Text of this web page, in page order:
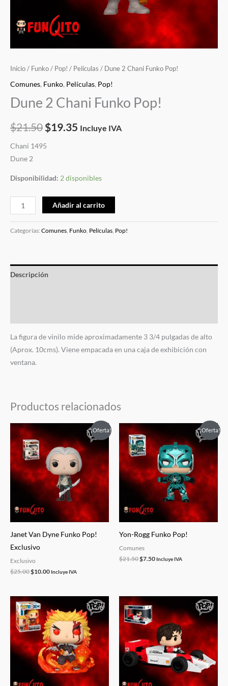
Inicio / Funko / Pop! / Películas / Dune 2 Chani Funko Pop!
Comunes, Funko, Películas, Pop!
Dune 2 Chani Funko Pop!
$21.50 $19.35 Incluye IVA
Chani 1495
Dune 2
Disponibilidad: 2 disponibles
Añadir al carrito
Categorías: Comunes Funko Películas Pop!
Descripción
La figura de vinilo mide aproximadamente 3 3/4 pulgadas de alto
(Aprox. 10cms). Viene empacada en una caja de exhibición con
ventana.
Productos relacionados
¡Oferta!
Janet Van Dyne Funko Pop!
Exclusivo
Exclusivo
$25.00
El
precio
original
era:
$25.00.
$10.00
precio
actual
es:
$10.00.
Incluye IVA
¡Oferta!
Yon-Rogg Funko Pop!
Comunes
$21.50
El
precio
original
era:
$21.50.
$7.50
precio
actual
es:
$7.50.
Incluye IVA
El
precio
original
era:
$35.00.
precio
actual
es:
$28.00.
El
precio
original
era:
$60.00.
precio
actual
es:
$48.00.